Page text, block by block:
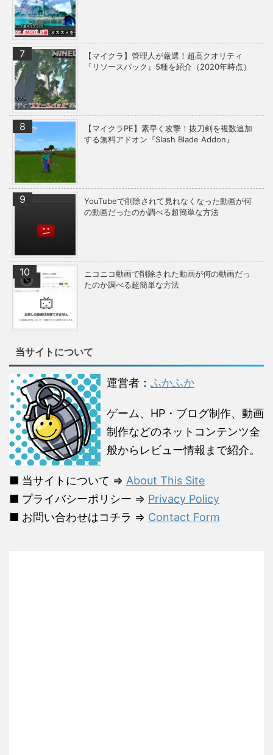
【マイクラ】管理人が厳選！超高クオリティ
『リソースパック』5種を紹介（2020年時点）
【マイクラPE】素早く攻撃！抜刀剣を複数追加
する無料アドオン『Slash Blade Addon』
YouTubeで削除されて見れなくなった動画が何
の動画だったのか調べる超簡単な方法
ニコニコ動画で削除された動画が何の動画だっ
たのか調べる超簡単な方法
当サイトについて
運営者： ふかふか
ゲーム、HP・ブログ制作、動画
制作などのネットコンテンツ全
般からレビュー情報まで紹介。
■ 当サイトについて ⇒ About This Site
■ プライバシーポリシー ⇒ Privacy Policy
■ お問い合わせはコチラ ⇒ Contact Form